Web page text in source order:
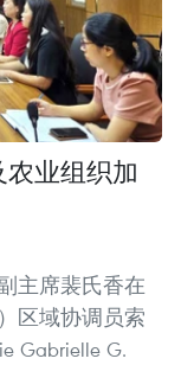
业组织加
主席裴氏香在
区域协调员索
Gabrielle G.